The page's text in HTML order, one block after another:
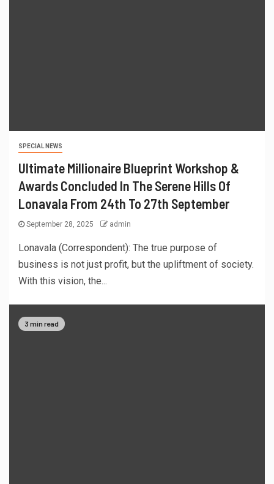
SPECIAL NEWS
Ultimate Millionaire Blueprint Workshop &
Awards Concluded In The Serene Hills Of
Lonavala From 24th To 27th September
September 28, 2025 admin
Lonavala (Correspondent): The true purpose of
business is not just profit, but the upliftment of society.
With this vision, the...
3 min read